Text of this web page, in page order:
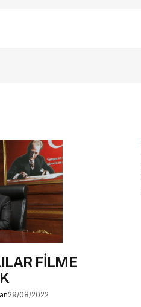
FİLME
29/08/2022